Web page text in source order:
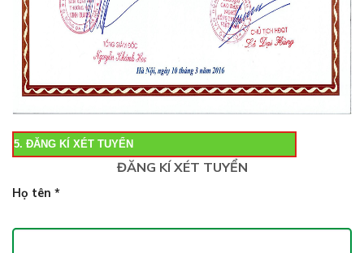
5. ĐĂNG KÍ XÉT TUYỂN
ĐĂNG KÍ XÉT TUYỂN
Họ tên *